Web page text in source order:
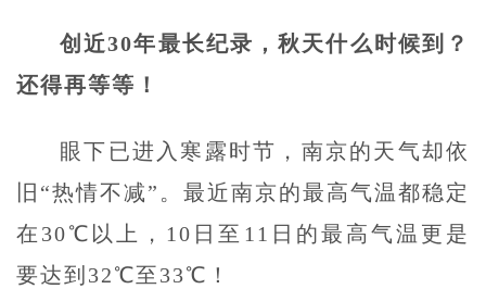
创近30年最长纪录，秋天什么时候到？
还得再等等！
眼下已进入寒露时节，南京的天气却依
旧“热情不减”。最近南京的最高气温都稳定
在30℃以上，10日至11日的最高气温更是
要达到32℃至33℃！